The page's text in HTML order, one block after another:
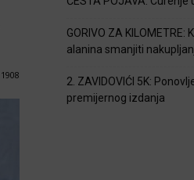
1908
GORIVO ZA
alanina smanjiti
2. ZAVIDOVIĆI 5K:
premijernog izdanja